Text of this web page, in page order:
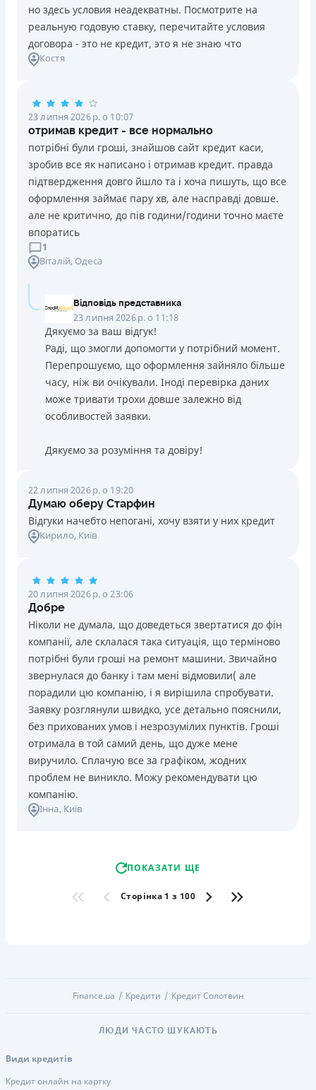
но здесь условия неадекватны. Посмотрите на
реальную годовую ставку, перечитайте условия
договора - это не кредит, это я не знаю что
Костя
23 липня 2026 р. о 10:07
отримав кредит - все нормально
потрібні були гроші, знайшов сайт кредит каси,
зробив все як написано і отримав кредит. правда
підтвердження довго йшло та і хоча пишуть, що все
оформлення займає пару хв, але насправді довше.
але не критично, до пів години/години точно маєте
впоратись
1
Віталій, Одеса
Відповідь представника
23 липня 2026 р. о 11:18
Дякуємо за ваш відгук!
Раді, що змогли допомогти у потрібний момент.
Перепрошуємо, що оформлення зайняло більше
часу, ніж ви очікували. Іноді перевірка даних
може тривати трохи довше залежно від
особливостей заявки.
Дякуємо за розуміння та довіру!
22 липня 2026 р. о 19:20
Думаю оберу Старфин
Відгуки начебто непогані, хочу взяти у них кредит
Кирило, Київ
20 липня 2026 р. о 23:06
Добре
Ніколи не думала, що доведеться звертатися до фін
компанії, але склалася така ситуація, що терміново
потрібні були гроші на ремонт машини. Звичайно
звернулася до банку і там мені відмовили( але
порадили цю компанію, і я вирішила спробувати.
Заявку розглянули швидко, усе детально пояснили,
без прихованих умов і незрозумілих пунктів. Гроші
отримала в той самий день, що дуже мене
виручило. Сплачую все за графіком, жодних
проблем не виникло. Можу рекомендувати цю
компанію.
Інна, Київ
ПОКАЗАТИ ЩЕ
Сторінка 1 з 100
Finance.ua Кредити Кредит Солотвин
ЛЮДИ ЧАСТО ШУКАЮТЬ
Види кредитів
Кредит онлайн на картку